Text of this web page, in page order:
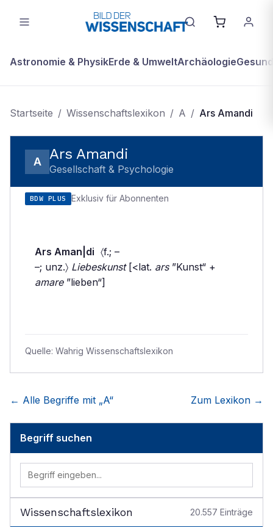
Astronomie & PhysikErde & UmweltArchäologie
Startseite / Wissenschaftslexikon / A / Ars Amandi
A Ars Amandi
Gesellschaft & Psychologie
BDW PLUS Exklusiv für Abonnenten
Ars Aman|di 〈f.; –
–; unz.〉 Liebeskunst[<lat. ars”Kunst“ +
amare”lieben“]
Quelle: Wahrig Wissenschaftslexikon
← Alle Begriffe mit „A“ Zum Lexikon →
Begriff suchen
Wissenschaftslexikon 20.557 Einträge